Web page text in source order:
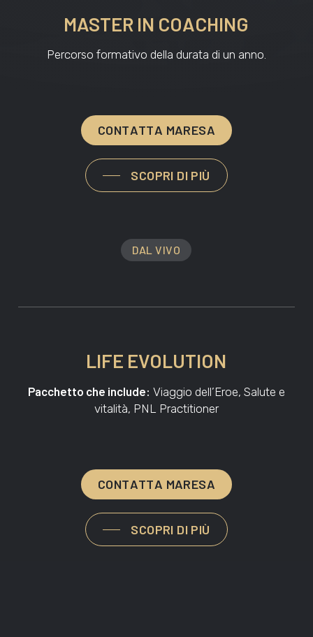
MASTER IN COACHING
Percorso formativo della durata di un anno.
CONTATTA MARESA
SCOPRI DI PIÙ
DAL VIVO
LIFE EVOLUTION
Pacchetto che include: Viaggio dell’Eroe, Salute e
vitalità, PNL Practitioner
CONTATTA MARESA
SCOPRI DI PIÙ